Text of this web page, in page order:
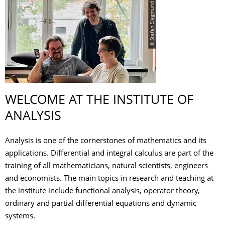
© Stefan Siegmund
WELCOME AT THE INSTITUTE OF
ANALYSIS
Analysis is one of the cornerstones of mathematics and its
applications. Differential and integral calculus are part of the
training of all mathematicians, natural scientists, engineers
and economists. The main topics in research and teaching at
the institute include functional analysis, operator theory,
ordinary and partial differential equations and dynamic
systems.